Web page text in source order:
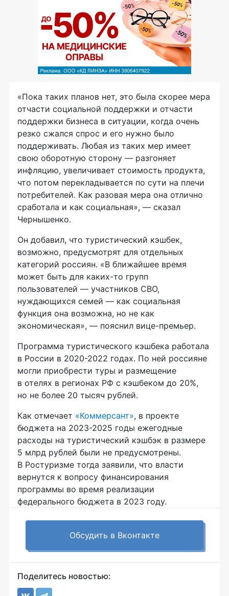
«Пока таких планов нет, это была скорее мера
отчасти социальной поддержки и отчасти
поддержки бизнеса в ситуации, когда очень
резко сжался спрос и его нужно было
поддерживать. Любая из таких мер имеет
свою оборотную сторону — разгоняет
инфляцию, увеличивает стоимость продукта,
что потом перекладывается по сути на плечи
потребителей. Как разовая мера она отлично
сработала и как социальная», — сказал
Чернышенко.
Он добавил, что туристический кэшбек,
возможно, предусмотрят для отдельных
категорий россиян. «В ближайшее время
может быть для каких-то групп
пользователей — участников СВО,
нуждающихся семей — как социальная
функция она возможна, но не как
экономическая», — пояснил вице-премьер.
Программа туристического кэшбека работала
в России в 2020-2022 годах. По ней россияне
могли приобрести туры и размещение
в отелях в регионах РФ с кэшбеком до 20%,
но не более 20 тысяч рублей.
Как отмечает «Коммерсант», в проекте
бюджета на 2023-2025 годы ежегодные
расходы на туристический кэшбэк в размере
5 млрд рублей были не предусмотрены.
В Ростуризме тогда заявили, что власти
вернутся к вопросу финансирования
программы во время реализации
федерального бюджета в 2023 году.
Обсудить в Вконтакте
Поделитесь новостью: